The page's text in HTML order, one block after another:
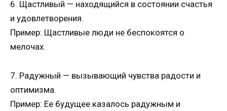
6. Щастливый — находящийся в состоянии счастья
и удовлетворения.
Пример: Щастливые люди не беспокоятся о
мелочах.
7. Радужный — вызывающий чувства радости и
оптимизма.
Пример: Ее будущее казалось радужным и